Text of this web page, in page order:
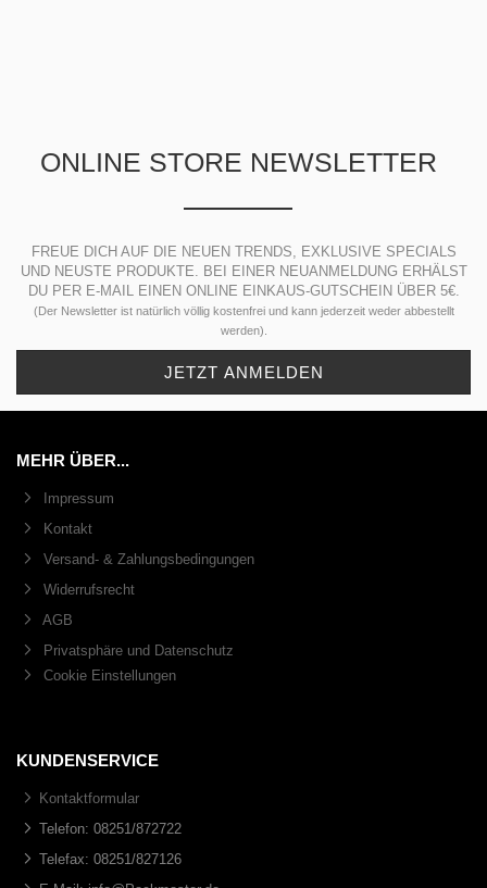
ONLINE STORE NEWSLETTER
FREUE DICH AUF DIE NEUEN TRENDS, EXKLUSIVE SPECIALS
UND NEUSTE PRODUKTE. BEI EINER NEUANMELDUNG ERHÄLST
DU PER E-MAIL EINEN ONLINE EINKAUS-GUTSCHEIN ÜBER 5€.
(Der Newsletter ist natürlich völlig kostenfrei und kann jederzeit weder abbestellt
werden).
MEHR ÜBER...
Impressum
Kontakt
Versand- & Zahlungsbedingungen
Widerrufsrecht
AGB
Privatsphäre und Datenschutz
Cookie Einstellungen
KUNDENSERVICE
Kontaktformular
Telefon: 08251/872722
Telefax: 08251/827126